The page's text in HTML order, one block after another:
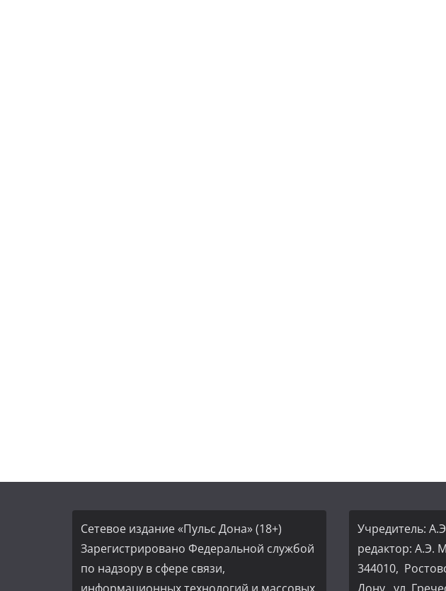
Сетевое издание «Пульс Дона» (18+)
Зарегистрировано Федеральной службой
по надзору в сфере связи,
Учредитель:
редактор: А.Э.
344010,